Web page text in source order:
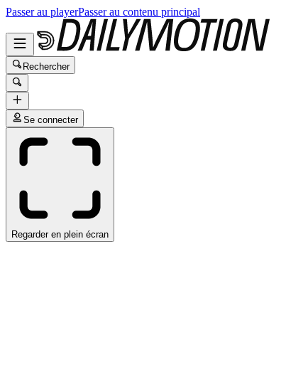
Passer au playerPasser au contenu principal
Rechercher
Se connecter
Regarder en plein écran